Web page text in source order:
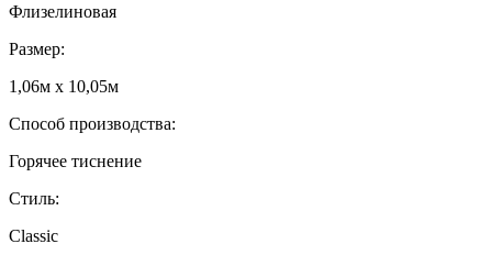
Флизелиновая
Размер:
1,06м х 10,05м
Способ производства:
Горячее тиснение
Стиль:
Classic